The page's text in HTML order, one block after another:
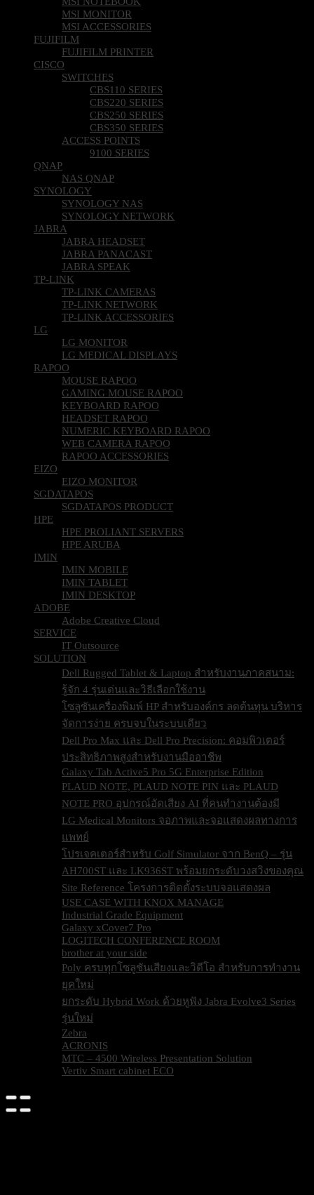
MSI MONITOR
MSI ACCESSORIES
FUJIFILM
FUJIFILM PRINTER
CISCO
SWITCHES
CBS110 SERIES
CBS220 SERIES
CBS250 SERIES
CBS350 SERIES
ACCESS POINTS
9100 SERIES
QNAP
NAS QNAP
SYNOLOGY
SYNOLOGY NAS
SYNOLOGY NETWORK
JABRA
JABRA HEADSET
JABRA PANACAST
JABRA SPEAK
TP-LINK
TP-LINK CAMERAS
TP-LINK NETWORK
TP-LINK ACCESSORIES
LG
LG MONITOR
LG MEDICAL DISPLAYS
RAPOO
MOUSE RAPOO
GAMING MOUSE RAPOO
KEYBOARD RAPOO
HEADSET RAPOO
NUMERIC KEYBOARD RAPOO
WEB CAMERA RAPOO
RAPOO ACCESSORIES
EIZO
EIZO MONITOR
SGDATAPOS
SGDATAPOS PRODUCT
HPE
HPE PROLIANT SERVERS
HPE ARUBA
IMIN
IMIN MOBILE
IMIN TABLET
IMIN DESKTOP
ADOBE
Adobe Creative Cloud
SERVICE
IT Outsource
SOLUTION
Dell Rugged Tablet & Laptop สำหรับงานภาคสนาม:
รู้จัก 4 รุ่นเด่นและวิธีเลือกใช้งาน
โซลูชันเครื่องพิมพ์ HP สำหรับองค์กร ลดต้นทุน บริหาร
จัดการง่าย ครบจบในระบบเดียว
Dell Pro Max และ Dell Pro Precision: คอมพิวเตอร์
ประสิทธิภาพสูงสำหรับงานมืออาชีพ
Galaxy Tab Active5 Pro 5G Enterprise Edition
PLAUD NOTE, PLAUD NOTE PIN และ PLAUD
NOTE PRO อุปกรณ์อัดเสียง AI ที่คนทำงานต้องมี
LG Medical Monitors จอภาพและจอแสดงผลทางการ
แพทย์
โปรเจคเตอร์สำหรับ Golf Simulator จาก BenQ – รุ่น
AH700ST และ LK936ST พร้อมยกระดับวงสวิงของคุณ
Site Reference โครงการติดตั้งระบบจอแสดงผล
USE CASE WITH KNOX MANAGE
Industrial Grade Equipment
Galaxy xCover7 Pro
LOGITECH CONFERENCE ROOM
brother at your side
Poly ครบทุกโซลูชันเสียงและวิดีโอ สำหรับการทำงาน
ยุคใหม่
ยกระดับ Hybrid Work ด้วยหูฟัง Jabra Evolve3 Series
รุ่นใหม่
Zebra
ACRONIS
MTC – 4500 Wireless Presentation Solution
Vertiv Smart cabinet ECO